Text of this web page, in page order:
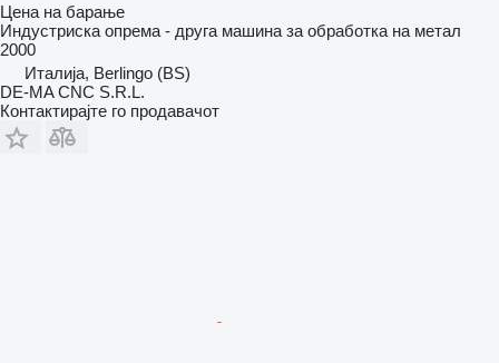
Цена на барање
Индустриска опрема - друга машина за обработка на метал
2000
Италија, Berlingo (BS)
DE-MA CNC S.R.L.
Контактирајте го продавачот